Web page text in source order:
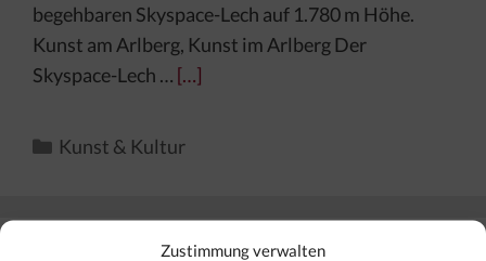
Zustimmung verwalten
begehbaren Skyspace-Lech auf 1.780 m Höhe.
Kunst am Arlberg, Kunst im Arlberg Der
Skyspace-Lech … […]
Kategorien
Kunst & Kultur